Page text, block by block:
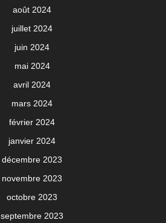
août 2024
juillet 2024
juin 2024
mai 2024
avril 2024
mars 2024
février 2024
janvier 2024
décembre 2023
novembre 2023
octobre 2023
septembre 2023